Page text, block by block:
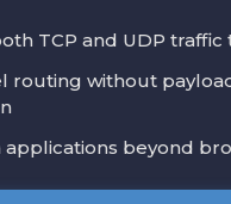
TCP and UDP traffic
routing without
applications beyond